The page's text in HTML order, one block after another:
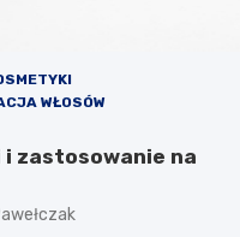
WŁOSÓW
i zastosowanie na